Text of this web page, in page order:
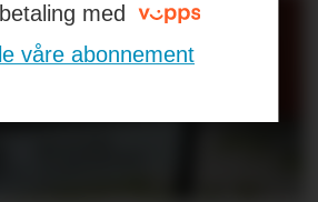
med
våre abonnement